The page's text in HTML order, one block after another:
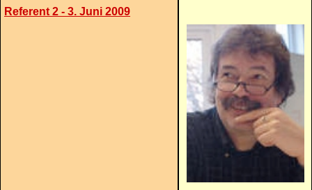
Referent 2 - 3. Juni 2009